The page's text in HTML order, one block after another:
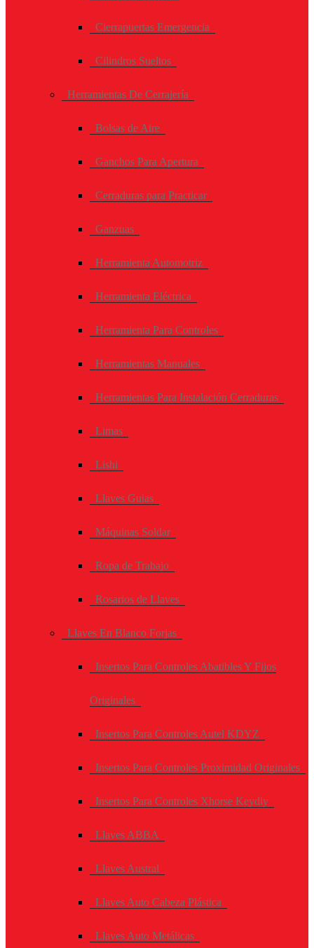
Cierrapuertas Emergencia
Cilindros Sueltos
Herramientas De Cerrajería
Bolsas de Aire
Ganchos Para Apertura
Cerraduras para Practicar
Ganzuas
Herramienta Automotriz
Herramienta Eléctrica
Herramienta Para Controles
Herramientas Manuales
Herramientas Para Instalación Cerraduras
Limas
Lishi
Llaves Guias
Máquinas Soldar
Ropa de Trabajo
Rosarios de Llaves
Llaves En Blanco Forjas
Insertos Para Controles Abatibles Y Fijos
Originales
Insertos Para Controles Autel KDYZ
Insertos Para Controles Proximidad Originales
Insertos Para Controles Xhorse Keydiy
Llaves ABBA
Llaves Austral
Llaves Auto Cabeza Plástica
Llaves Auto Metálicas